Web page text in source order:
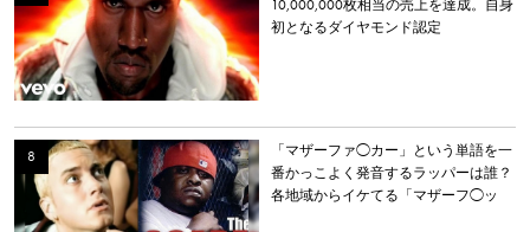
10,000,000枚相当の売上を達成。自身
初となるダイヤモンド認定
「マザーファ◯カー」という単語を一
番かっこよく発音するラッパーは誰？
各地域からイケてる「マザーフ◯ッ